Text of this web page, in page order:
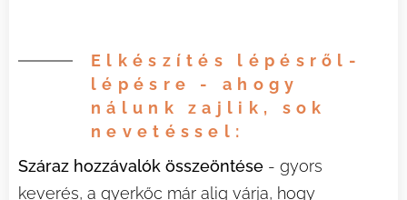
Elkészítés lépésről-
lépésre - ahogy
nálunk zajlik, sok
nevetéssel:
Száraz hozzávalók összeöntése - gyors
keverés, a gyerkőc már alig várja, hogy